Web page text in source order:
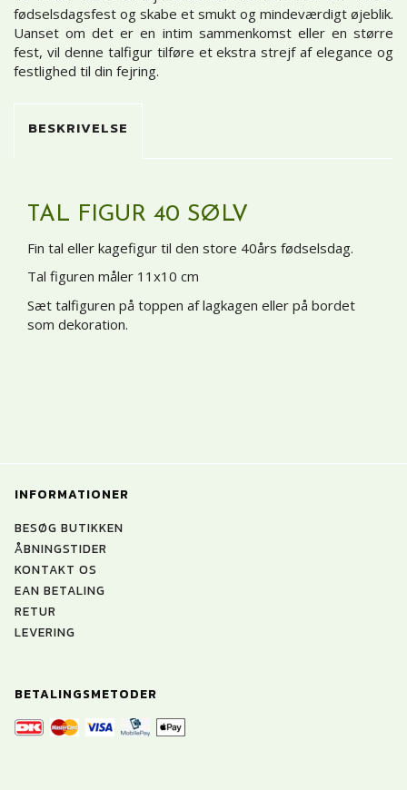
fødselsdagsfest og skabe et smukt og mindeværdigt øjeblik.
Uanset om det er en intim sammenkomst eller en større
fest, vil denne talfigur tilføre et ekstra strejf af elegance og
festlighed til din fejring.
BESKRIVELSE
TAL FIGUR 40 SØLV
Fin tal eller kagefigur til den store 40års fødselsdag.
Tal figuren måler 11x10 cm
Sæt talfiguren på toppen af lagkagen eller på bordet
som dekoration.
INFORMATIONER
BESØG BUTIKKEN
ÅBNINGSTIDER
KONTAKT OS
EAN BETALING
RETUR
LEVERING
BETALINGSMETODER